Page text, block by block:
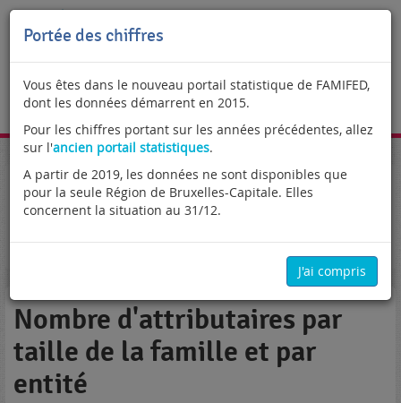
Portée des chiffres
Vous êtes dans le nouveau portail statistique de FAMIFED,
dont les données démarrent en 2015.
Pour les chiffres portant sur les années précédentes, allez
sur l'ancien portail statistiques.
A partir de 2019, les données ne sont disponibles que
pour la seule Région de Bruxelles-Capitale. Elles
concernent la situation au 31/12.
J'ai compris
FR
Portail statistique
Recensement des allocations familiales
Régime des prestations familiales garanties
Attributaires
Nombre d'attributaires par
taille de la famille et par
entité